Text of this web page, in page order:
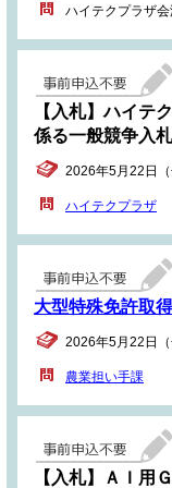
ハイテクプラザ
【入札】ハイテ
係る一般競争入
2026年5月22日（
ハイテクプラザ
大型特殊免許取
2026年5月22日（
農業担い手課
【入札】ＡＩ用